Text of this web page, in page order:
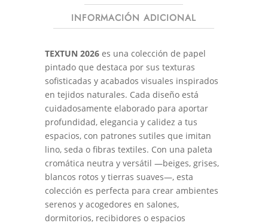
INFORMACIÓN ADICIONAL
TEXTUN 2026es una colección de papel
pintado que destaca por sus texturas
sofisticadas y acabados visuales inspirados
en tejidos naturales. Cada diseño está
cuidadosamente elaborado para aportar
profundidad, elegancia y calidez a tus
espacios, con patrones sutiles que imitan
lino, seda o fibras textiles. Con una paleta
cromática neutra y versátil —beiges, grises,
blancos rotos y tierras suaves—, esta
colección es perfecta para crear ambientes
serenos y acogedores en salones,
dormitorios, recibidores o espacios